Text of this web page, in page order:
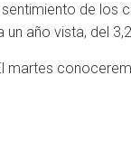
de los
año vista, del